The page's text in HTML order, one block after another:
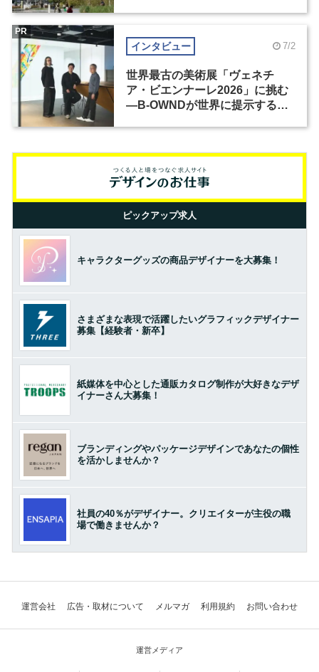
インタビュー 7/2
世界最古の美術展「ヴェネチ
ア・ビエンナーレ2026」に挑む
―B-OWNDが世界に提示する美
PR
ピックアップ求人
キャラクターグッズの商品デザイナーを大募集！
さまざまな表現で活躍したいグラフィックデザイナー
募集【経験者・新卒】
紙媒体を中心とした通販カタログ制作が大好きなデザ
イナーさん大募集！
ブランディングやパッケージデザインであなたの個性
を活かしませんか？
社員の40％がデザイナー。クリエイターが主役の職
場で働きませんか？
運営会社 広告・取材について メルマガ 利用規約 お問い合わせ
運営メディア